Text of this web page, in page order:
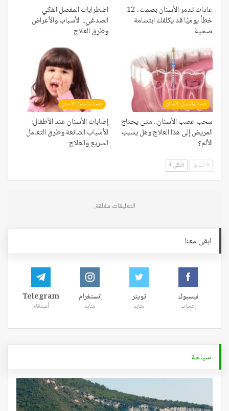
عادات تدمر الأسنان بصمت.. 12
خطأ يوميًا قد يكلفك ابتسامة
صحية
اضطرابات المفصل الفكي
الصدغي.. الأسباب والأعراض
وطرق العلاج
صحة وتجميل الأسنان
سحب عصب الأسنان.. متى يحتاج
المريض إلى هذا العلاج وهل يسبب
الألم؟
صحة وتجميل الأسنان
إصابات الأسنان عند الأطفال:
الأسباب الشائعة وطرق التعامل
السريع والعلاج
السابق التالي
التعليقات مغلقة.
ابقى معنا
فيسبوك
إعجاب
تويتر
متابع
إنستغرام
متابع
Telegram
أصدقاء
سياحة